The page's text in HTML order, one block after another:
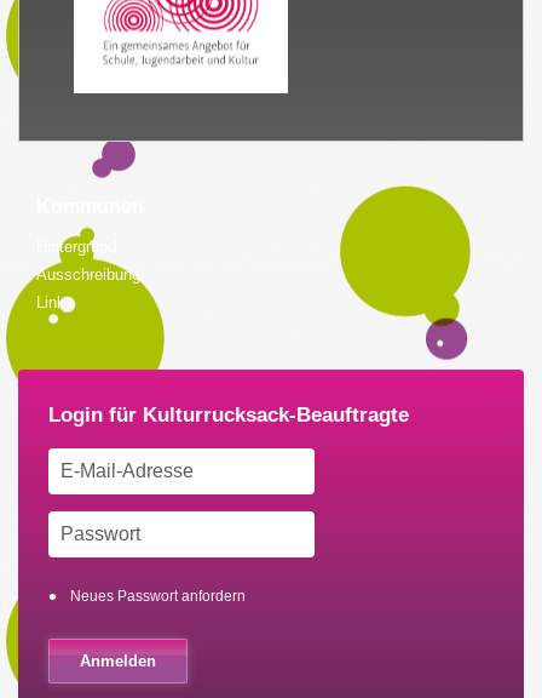
Hintergrund
Ausschreibung
Links
Neues Passwort anfordern